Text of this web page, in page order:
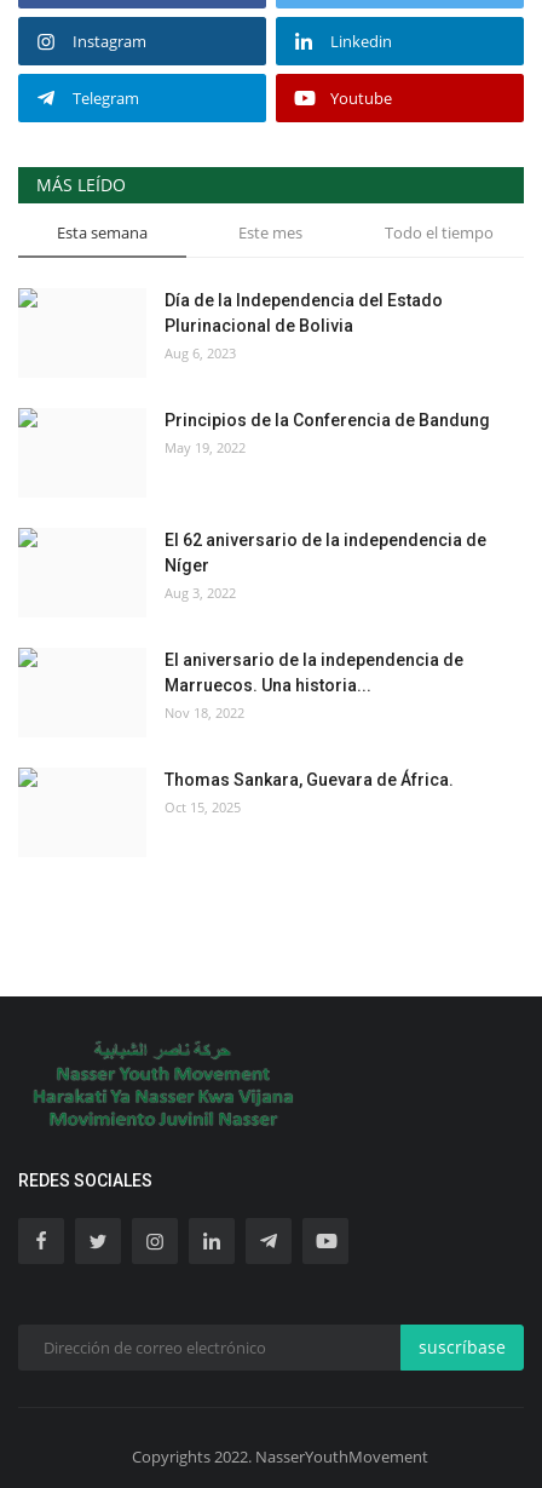
Instagram Linkedin
Telegram Youtube
MÁS LEÍDO
Esta semana Este mes Todo el tiempo
Día de la Independencia del Estado
Plurinacional de Bolivia
Aug 6, 2023
Principios de la Conferencia de Bandung
May 19, 2022
El 62 aniversario de la independencia de
Níger
Aug 3, 2022
El aniversario de la independencia de
Marruecos. Una historia...
Nov 18, 2022
Thomas Sankara, Guevara de África.
Oct 15, 2025
REDES SOCIALES
suscríbase
Copyrights 2022. NasserYouthMovement